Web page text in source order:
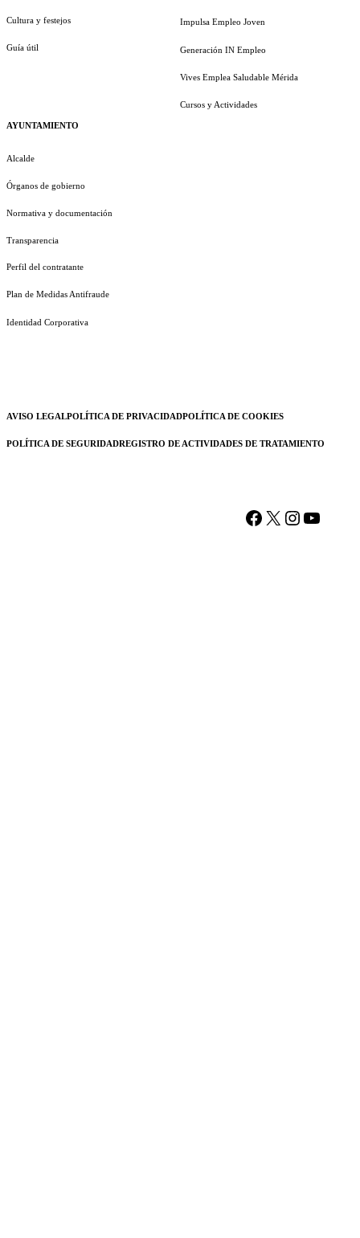
Cultura y festejos
Guía útil
AYUNTAMIENTO
Alcalde
Órganos de gobierno
Normativa y documentación
Transparencia
Perfil del contratante
Plan de Medidas Antifraude
Identidad Corporativa
Impulsa Empleo Joven
Generación IN Empleo
Vives Emplea Saludable Mérida
Cursos y Actividades
AVISO LEGALPOLÍTICA DE PRIVACIDADPOLÍTICA DE COOKIES
POLÍTICA DE SEGURIDADREGISTRO DE ACTIVIDADES DE TRATAMIENTO
Facebook
X Instagram